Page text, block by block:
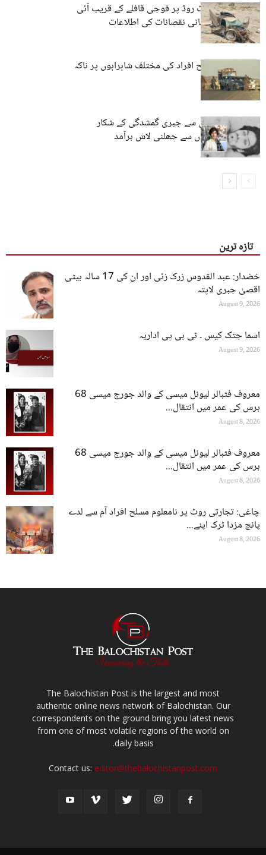
پنجگور: ائیرپورٹ روڈ پر فوجی قافلے کے قریب آئی
ای ڈی دھماکہ، جانی نقصانات کی اطلاعات
سوراب میں مسلح افراد کی مختلف شاہراہوں پر ناکہ
بندی
پنجگور: ایک سال سے جبری گمشدگی کے شکار
شخص کی گولیوں سے چھلنی لاش برآمد
تازہ ترین
خضدار: عبد القدوس زرک زئی اور ان کی 17 سالہ بیٹی
اقصیٰ جبری لاپتہ
August 9, 2026
اسما جتک کیس ۔ ٹی بی پی اداریہ
August 9, 2026
معروف فٹبالر لیونل میسی کے والد جورج میسی 68
برس کی عمر میں انتقال...
August 8, 2026
معروف فٹبالر لیونل میسی کے والد جورج میسی 68
برس کی عمر میں انتقال...
August 8, 2026
چاغی: تجارتی روٹ پر نامعلوم مسلح افراد آم سے لدے
پانچ مزدا ٹرک اپنے...
August 8, 2026
The Balochistan Post is the largest and most
authentic online news network of Balochistan. Our
correspondents on the ground bring you latest news
from one of most volatile regions of the world on
daily basis.
Contact us: editor@thebalochistanpost.com